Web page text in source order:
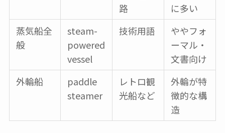
路
に多い
蒸気船全
般
steam-
powered
vessel
技術用語
ややフォ
ーマル・
文書向け
外輪船
paddle
steamer
レトロ観
光船など
外輪が特
徴的な構
造